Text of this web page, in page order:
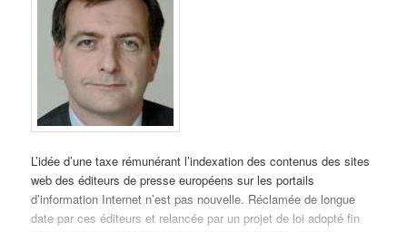
L’idée d’une taxe rémunérant l’indexation des contenus des sites
web des éditeurs de presse européens sur les portails
d’information Internet n’est pas nouvelle. Réclamée de longue
date par ces éditeurs et relancée par un projet de loi adopté fin